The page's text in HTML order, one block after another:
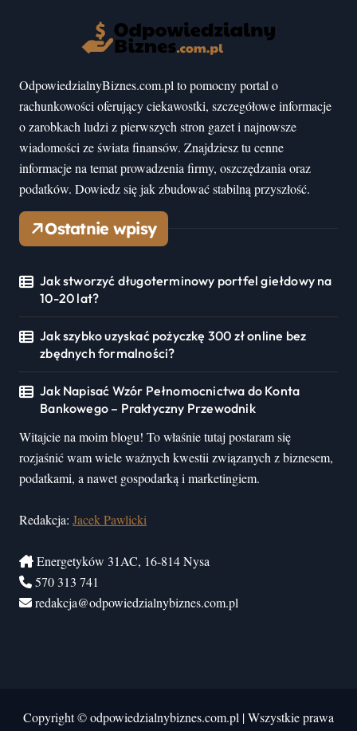
OdpowiedzialnyBiznes.com.pl to pomocny portal o
rachunkowości oferujący ciekawostki, szczegółowe informacje
o zarobkach ludzi z pierwszych stron gazet i najnowsze
wiadomości ze świata finansów. Znajdziesz tu cenne
informacje na temat prowadzenia firmy, oszczędzania oraz
podatków. Dowiedz się jak zbudować stabilną przyszłość.
Ostatnie wpisy
Jak stworzyć długoterminowy portfel giełdowy na
10-20 lat?
Jak szybko uzyskać pożyczkę 300 zł online bez
zbędnych formalności?
Jak Napisać Wzór Pełnomocnictwa do Konta
Bankowego – Praktyczny Przewodnik
Witajcie na moim blogu! To właśnie tutaj postaram się
rozjaśnić wam wiele ważnych kwestii związanych z biznesem,
podatkami, a nawet gospodarką i marketingiem.
Redakcja: Jacek Pawlicki
Energetyków 31AC, 16-814 Nysa
570 313 741
redakcja@odpowiedzialnybiznes.com.pl
Copyright © odpowiedzialnybiznes.com.pl |Wszystkie prawa